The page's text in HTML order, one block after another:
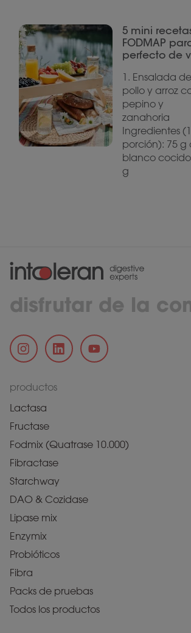
5 mini
FODMAP
perfecto de
1. Ensalada de
pollo y arroz
pepino y
zanahoria
Ingredientes (1
porción): 75 g
blanco
g
disfrutar de la
productos
Lactasa
Fructase
Fodmix (Quatrase 10.000)
Fibractase
Starchway
DAO & Cozidase
Lipase mix
Enzymix
Probióticos
Fibra
Packs de pruebas
Todos los productos